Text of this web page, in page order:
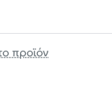
προϊόν